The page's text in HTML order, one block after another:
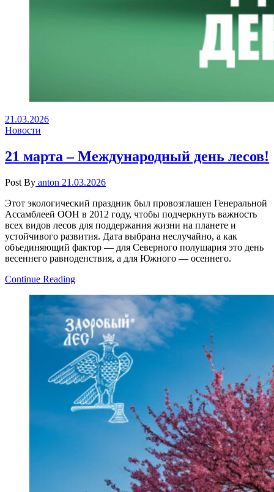
21.03.2026
Новости
21 марта – Международный день лесов!
Post By anton 21.03.2026
Этот экологический праздник был провозглашен Генеральной
Ассамблеей ООН в 2012 году, чтобы подчеркнуть важность
всех видов лесов для поддержания жизни на планете и
устойчивого развития. Дата выбрана неслучайно, а как
объединяющий фактор — для Северного полушария это день
весеннего равноденствия, а для Южного — осеннего.
Continue Reading